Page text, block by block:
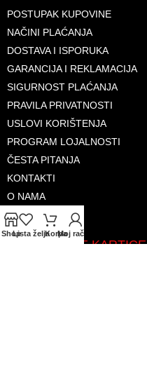
POSTUPAK KUPOVINE
NAČINI PLAĆANJA
DOSTAVA I ISPORUKA
GARANCIJA I REKLAMACIJA
SIGURNOST PLAĆANJA
PRAVILA PRIVATNOSTI
USLOVI KORIŠTENJA
PROGRAM LOJALNOSTI
ČESTA PITANJA
KONTAKTI
O NAMA
PRIHVAĆENE KARTICE
ShopLista željaKorpaMoj račun